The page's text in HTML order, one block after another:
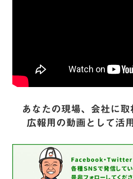
あなたの現場、会社に取
広報用の動画として活